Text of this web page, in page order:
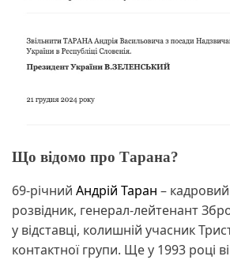
Що відомо про Тарана?
69-річний Андрій Таран –
розвідник, генерал-лейтенант
у відставці, колишній учасник
контактної групи. Ще у 1993 році